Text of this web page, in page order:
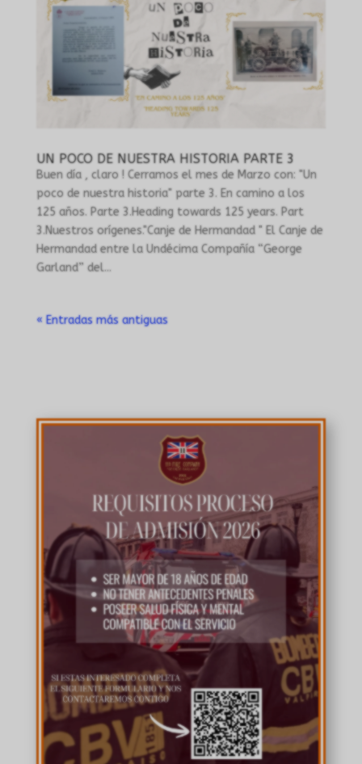
UN POCO DE NUESTRA HISTORIA PARTE 3
Buen día , claro ! Cerramos el mes de Marzo con: "Un
poco de nuestra historia" parte 3. En camino a los
125 años. Parte 3.Heading towards 125 years. Part
3.Nuestros orígenes."Canje de Hermandad " El Canje de
Hermandad entre la Undécima Compañía “George
Garland” del...
« Entradas más antiguas